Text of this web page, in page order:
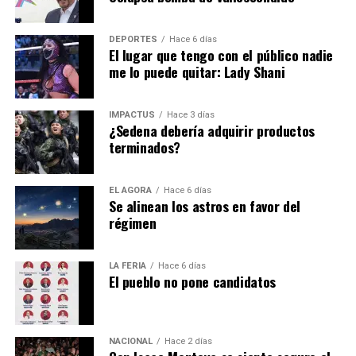
Hasta la fecha todavía es un misterio el motivo de la
renuncia de
Alfredo Vázquez… pero es de sabios
cambiar de opinión y la decisión está en el escritorio de
Pedro Rodríguez
un trabajo conjunto.
DEPORTES Hace 6 días
El lugar que tengo con el público nadie
me lo puede quitar: Lady Shani
IMPACTUS Hace 3 días
¿Sedena debería adquirir productos
terminados?
EL ÁGORA Hace 6 días
Se alinean los astros en favor del
régimen
LA FERIA Hace 6 días
El pueblo no pone candidatos
NACIONAL Hace 2 días